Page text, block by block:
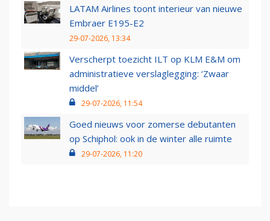
LATAM Airlines toont interieur van nieuwe
Embraer E195-E2
29-07-2026, 13:34
Verscherpt toezicht ILT op KLM E&M om
administratieve verslaglegging: ‘Zwaar
middel’
29-07-2026, 11:54
Goed nieuws voor zomerse debutanten
op Schiphol: ook in de winter alle ruimte
29-07-2026, 11:20